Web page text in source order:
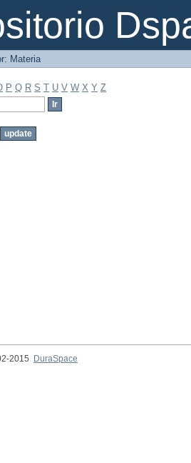
Materia
P Q R S T U V W X Y Z
2015
DuraSpace